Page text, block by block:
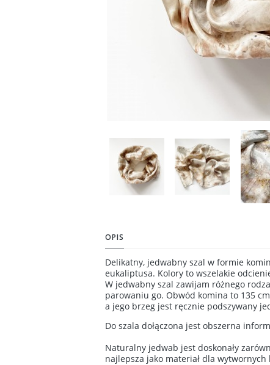
OPIS
Delikatny, jedwabny szal w formie
eukaliptusa. Kolory to wszelakie
W jedwabny szal zawijam różnego
parowaniu go. Obwód komina to 135
a jego brzeg jest ręcznie podszywany
Do szala dołączona jest obszerna
Naturalny jedwab jest doskonały
najlepsza jako materiał dla